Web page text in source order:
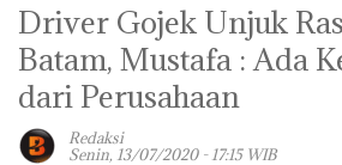
Driver Gojek Unjuk
Batam, Mustafa : Ada
dari Perusahaan
Redaksi
Senin, 13/07/2020 - 17:15 WIB